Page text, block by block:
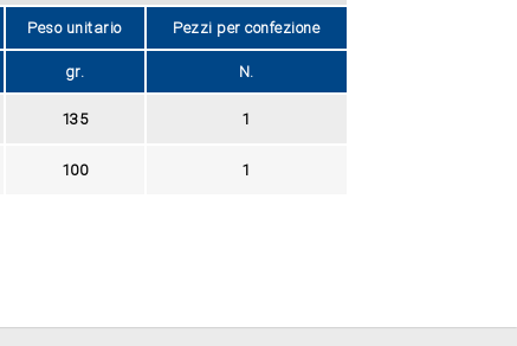
Peso unitario Pezzi per confezione
gr. N.
135 1
100 1